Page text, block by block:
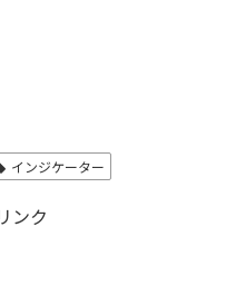
インジケーター
ンク